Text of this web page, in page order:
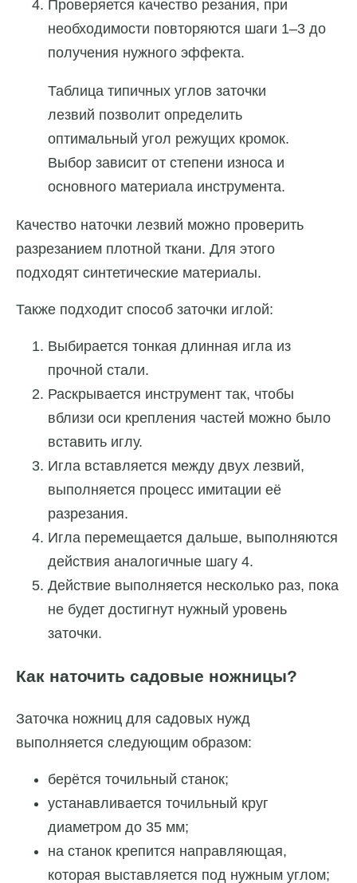
Проверяется качество резания, при
необходимости повторяются шаги 1–3 до
получения нужного эффекта.
Таблица типичных углов заточки
лезвий позволит определить
оптимальный угол режущих кромок.
Выбор зависит от степени износа и
основного материала инструмента.
Качество наточки лезвий можно проверить
разрезанием плотной ткани. Для этого
подходят синтетические материалы.
Также подходит способ заточки иглой:
Выбирается тонкая длинная игла из
прочной стали.
Раскрывается инструмент так, чтобы
вблизи оси крепления частей можно было
вставить иглу.
Игла вставляется между двух лезвий,
выполняется процесс имитации её
разрезания.
Игла перемещается дальше, выполняются
действия аналогичные шагу 4.
Действие выполняется несколько раз, пока
не будет достигнут нужный уровень
заточки.
Как наточить садовые ножницы?
Заточка ножниц для садовых нужд
выполняется следующим образом:
берётся точильный станок;
устанавливается точильный круг
диаметром до 35 мм;
на станок крепится направляющая,
которая выставляется под нужным углом;